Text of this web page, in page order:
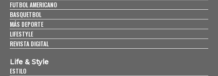
FUTBOL AMERICANO
BASQUETBOL
MÁS DEPORTE
LIFESTYLE
REVISTA DIGITAL
Life & Style
ESTILO